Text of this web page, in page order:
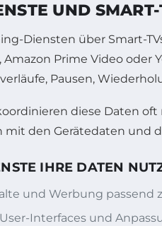
UND
Diensten über Smart-
Prime Video
Pausen,
diese Daten
den Gerätedaten und
IHRE DATEN
und Werbung
Interfaces und